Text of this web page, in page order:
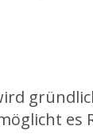
es